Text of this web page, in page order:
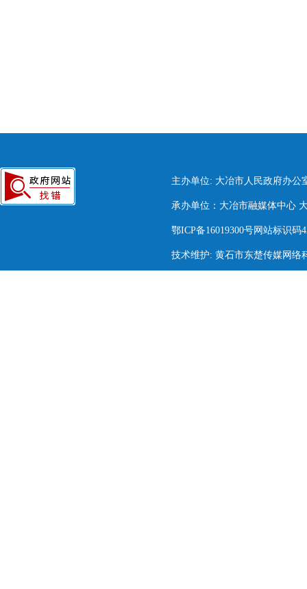
主办单位: 大冶市人民政府办公
承办单位：大冶市融媒体中心
鄂ICP备16019300号网站标识码
技术维护: 黄石市东楚传媒网络